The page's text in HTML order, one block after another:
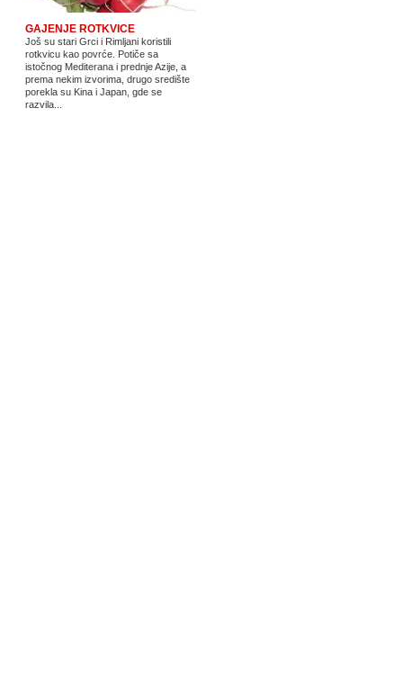
GAJENJE ROTKVICE
Još su stari Grci i Rimljani koristili
rotkvicu kao povrće. Potiče sa
istočnog Mediterana i prednje Azije, a
prema nekim izvorima, drugo središte
porekla su Kina i Japan, gde se
razvila...